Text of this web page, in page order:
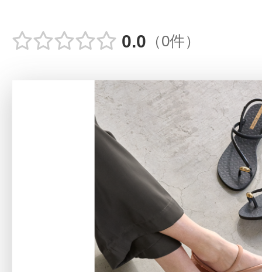
アテニア
アテニアの「
お友達紹介サ
0.0 （0件）